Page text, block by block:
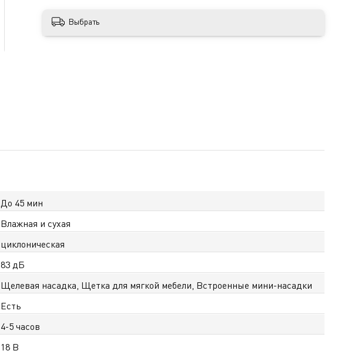
Выбрать
До 45 мин
Влажная и сухая
циклоническая
83 дБ
Щелевая насадка, Щетка для мягкой мебели, Встроенные мини-насадки
Есть
4-5 часов
18 В